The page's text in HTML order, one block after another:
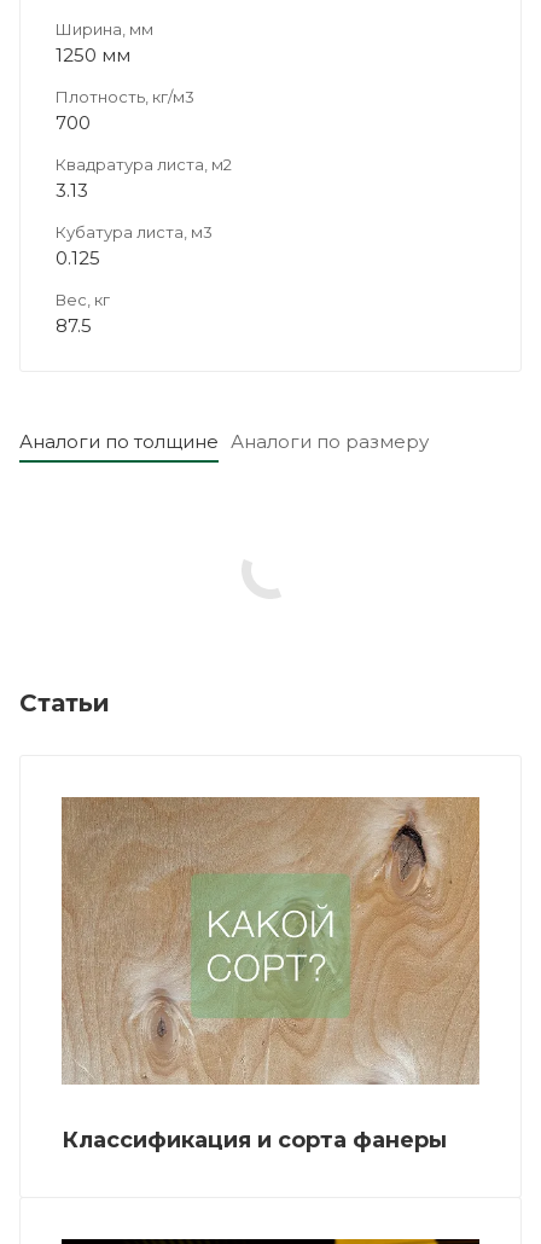
Ширина, мм
1250 мм
Плотность, кг/м3
700
Квадратура листа, м2
3.13
Кубатура листа, м3
0.125
Вес, кг
87.5
Аналоги по толщине Аналоги по размеру
Статьи
Классификация и сорта фанеры